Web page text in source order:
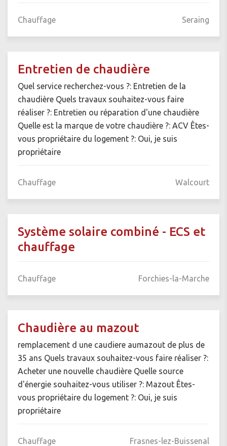
Chauffage Seraing
Entretien de chaudière
Quel service recherchez-vous ?: Entretien de la
chaudière Quels travaux souhaitez-vous faire
réaliser ?: Entretien ou réparation d'une chaudière
Quelle est la marque de votre chaudière ?: ACV Êtes-
vous propriétaire du logement ?: Oui, je suis
propriétaire
Chauffage Walcourt
Système solaire combiné - ECS et
chauffage
Chauffage Forchies-la-Marche
Chaudière au mazout
remplacement d une caudiere aumazout de plus de
35 ans Quels travaux souhaitez-vous faire réaliser ?:
Acheter une nouvelle chaudière Quelle source
d'énergie souhaitez-vous utiliser ?: Mazout Êtes-
vous propriétaire du logement ?: Oui, je suis
propriétaire
Chauffage Frasnes-lez-Buissenal